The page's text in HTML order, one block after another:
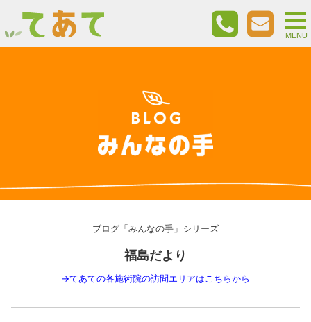
ブログ「みんなの手」シリーズ
福島だより
→てあての各施術院の訪問エリアはこちらから
MENU